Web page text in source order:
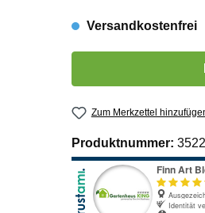
Versandkostenfrei
Produkt Anzahl: Gib den
Zum Merkzettel
Produktnummer: